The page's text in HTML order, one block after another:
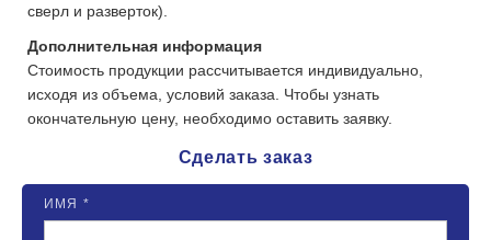
сверл и разверток).
Дополнительная информация
Стоимость продукции рассчитывается индивидуально,
исходя из объема, условий заказа. Чтобы узнать
окончательную цену, необходимо оставить заявку.
Сделать заказ
ИМЯ *